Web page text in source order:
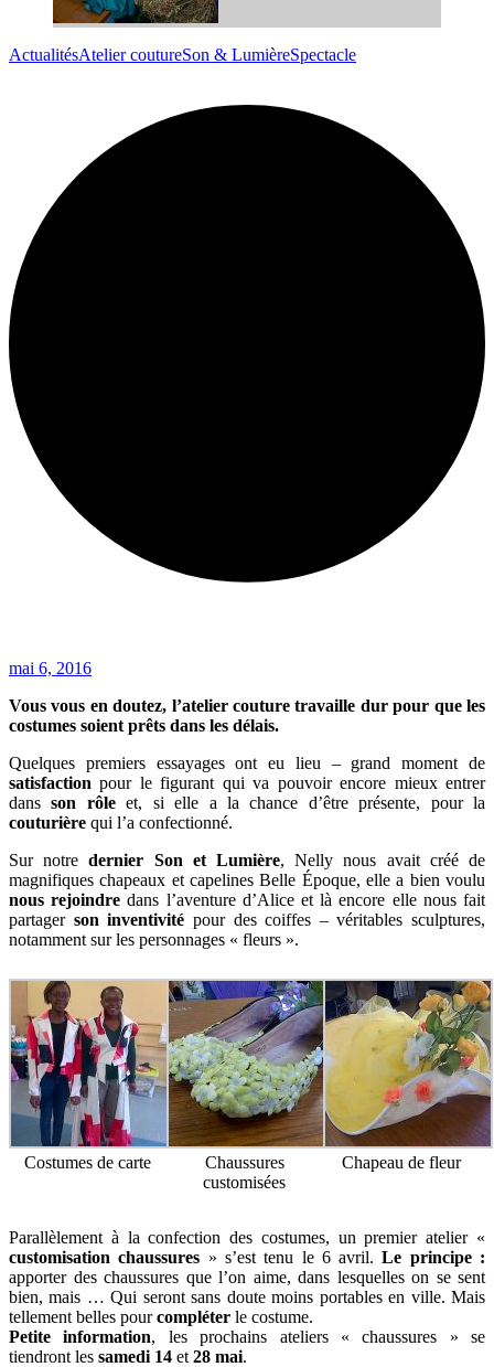
ActualitésAtelier coutureSon & LumièreSpectacle
mai 6, 2016
Vous vous en doutez, l’atelier couture travaille dur pour que les
costumes soient prêts dans les délais.
Quelques premiers essayages ont eu lieu – grand moment de
satisfaction pour le figurant qui va pouvoir encore mieux entrer
dansson rôleet, si elle a la chance d’être présente, pour la
couturière qui l’a confectionné.
Sur notredernier Son et Lumière, Nelly nous avait créé de
magnifiques chapeaux et capelines Belle Époque, elle a bien voulu
nous rejoindre dans l’aventure d’Alice et là encore elle nous fait
partager son inventivité pour des coiffes – véritables sculptures,
notamment sur les personnages « fleurs ».
Costumes de carte
Chaussures
customisées
Chapeau de fleur
Parallèlement à la confection des costumes, un premier atelier «
customisation chaussures » s’est tenu le 6 avril.Le principe :
apporter des chaussures que l’on aime, dans lesquelles on se sent
bien, mais … Qui seront sans doute moins portables en ville. Mais
tellement belles pourcompléter le costume.
Petite information, les prochains ateliers « chaussures » se
tiendront les samedi 14 et 28 mai.